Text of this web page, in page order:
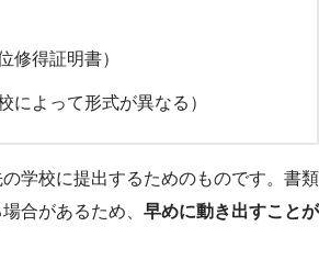
修得証明書）
によって形式が異なる）
学校に提出するためのものです。書類
合があるため、 早めに動き出すことが